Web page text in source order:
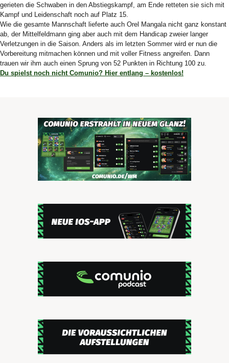
gerieten die Schwaben in den Abstiegskampf, am Ende retteten sie sich mit
Kampf und Leidenschaft noch auf Platz 15.
Wie die gesamte Mannschaft lieferte auch Orel Mangala nicht ganz konstant
ab, der Mittelfeldmann ging aber auch mit dem Handicap zweier langer
Verletzungen in die Saison. Anders als im letzten Sommer wird er nun die
Vorbereitung mitmachen können und mit voller Fitness angreifen. Dann
trauen wir ihm auch einen Sprung von 52 Punkten in Richtung 100 zu.
Du spielst noch nicht Comunio? Hier entlang – kostenlos!